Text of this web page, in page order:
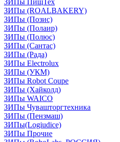
ЗИПы ПищТех
ЗИПы (ROALBAKERY)
ЗИПы (Позис)
ЗИПы (Полаир)
ЗИПы (Полюс)
ЗИПы (Сантас)
ЗИПы (Рада)
ЗИПы Electrolux
ЗИПы (УКМ)
ЗИПы Robot Coupe
ЗИПы (Хайколд)
ЗИПы WAICO
ЗИПы Чувашторгтехника
ЗИПы (Пензмаш)
ЗИПы(Logiudice)
ЗИПы Прочие